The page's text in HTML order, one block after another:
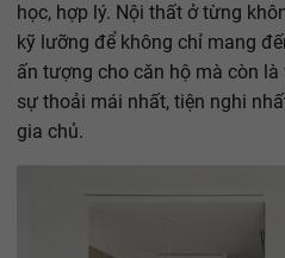
học, hợp lý. Nội thất ở từng
kỹ lưỡng để không chỉ mang
ấn tượng cho căn hộ mà còn
sự thoải mái nhất, tiện nghi
gia chủ.